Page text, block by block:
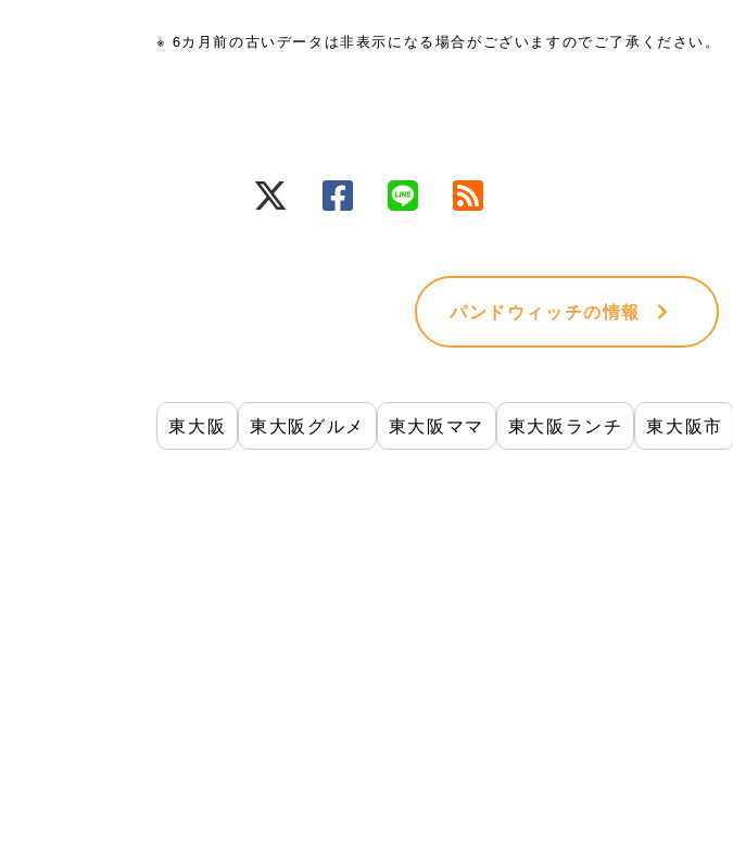
※ 6カ月前の古いデータは非表示になる場合がございますのでご了承ください。
パンドウィッチの情報
東大阪 東大阪グルメ 東大阪ママ 東大阪ランチ 東大阪市